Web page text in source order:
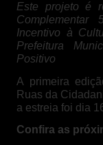
Este projeto é
Incentivo à
Prefeitura
Positivo
A primeira
Ruas da
a estreia foi dia
Confira as